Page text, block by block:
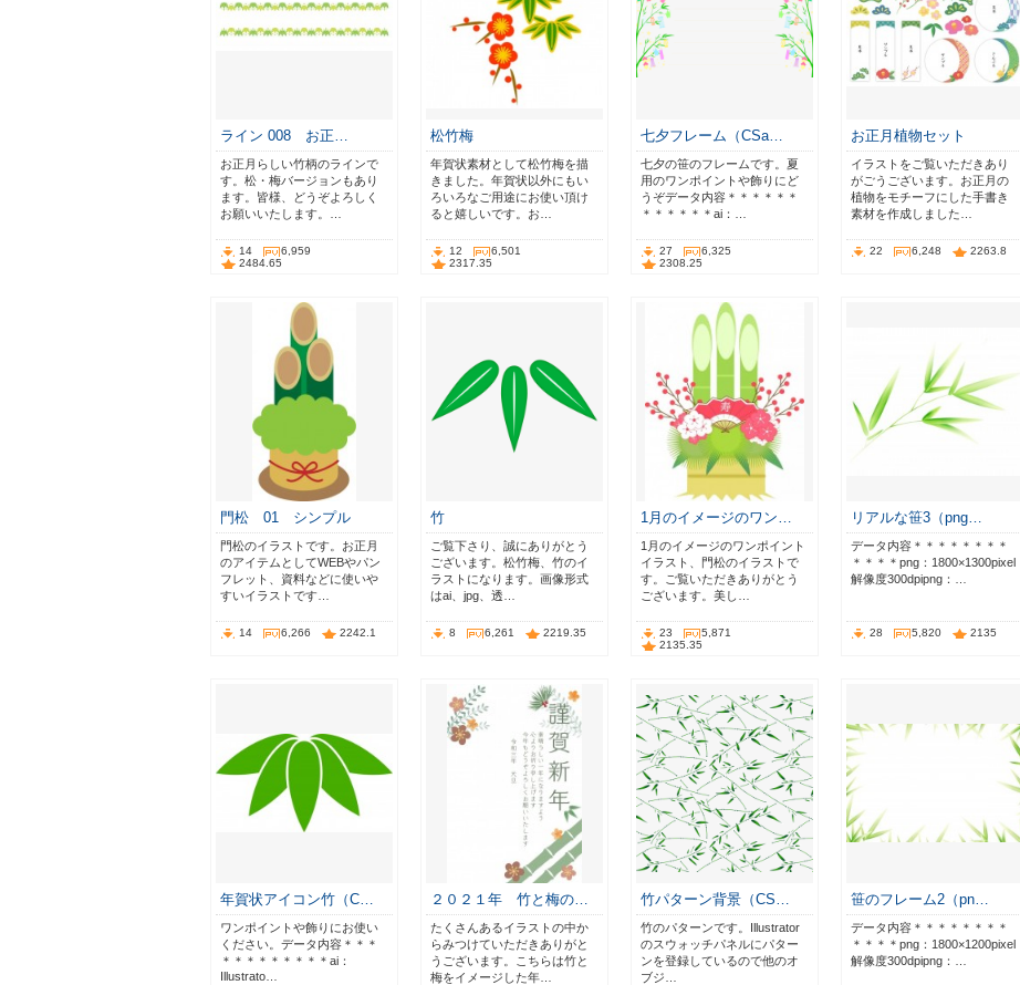
ライン 008 お正…
お正月らしい竹柄のラインで
す。松・梅バージョンもあり
ます。皆様、どうぞよろしく
お願いいたします。…
14
6,959
2484.65
松竹梅
年賀状素材として松竹梅を描
きました。年賀状以外にもい
ろいろなご用途にお使い頂け
ると嬉しいです。お…
12
6,501
2317.35
七夕フレーム（CSa…
七夕の笹のフレームです。夏
用のワンポイントや飾りにど
うぞデータ内容＊＊＊＊＊＊
＊＊＊＊＊＊ai：…
27
6,325
2308.25
お正月植物セット
イラストをご覧いただきあり
がごうございます。お正月の
植物をモチーフにした手書き
素材を作成しました…
22 6,248 2263.8
門松 01 シンプル
門松のイラストです。お正月
のアイテムとしてWEBやパン
フレット、資料などに使いや
すいイラストです…
14 6,266 2242.1
竹
ご覧下さり、誠にありがとう
ございます。松竹梅、竹のイ
ラストになります。画像形式
はai、jpg、透…
8 6,261 2219.35
1月のイメージのワン…
1月のイメージのワンポイント
イラスト、門松のイラストで
す。ご覧いただきありがとう
ございます。美し…
23
5,871
2135.35
リアルな笹3（png…
データ内容＊＊＊＊＊＊＊＊
＊＊＊＊png：1800×1300pixel
解像度300dpipng：…
28 5,820 2135
年賀状アイコン竹（C…
ワンポイントや飾りにお使い
ください。データ内容＊＊＊
＊＊＊＊＊＊＊＊＊ai：
Illustrato…
２０２１年 竹と梅の…
たくさんあるイラストの中か
らみつけていただきありがと
うございます。こちらは竹と
梅をイメージした年…
竹パターン背景（CS…
竹のパターンです。Illustrator
のスウォッチパネルにパター
ンを登録しているので他のオ
ブジ…
笹のフレーム2（pn…
データ内容＊＊＊＊＊＊＊＊
＊＊＊＊png：1800×1200pixel
解像度300dpipng：…